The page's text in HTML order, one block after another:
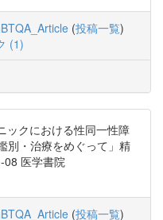
(投稿一覧)
(1)
ックにおける性同一性障
別・治療をめぐって」精
08 医学書院
(投稿一覧)